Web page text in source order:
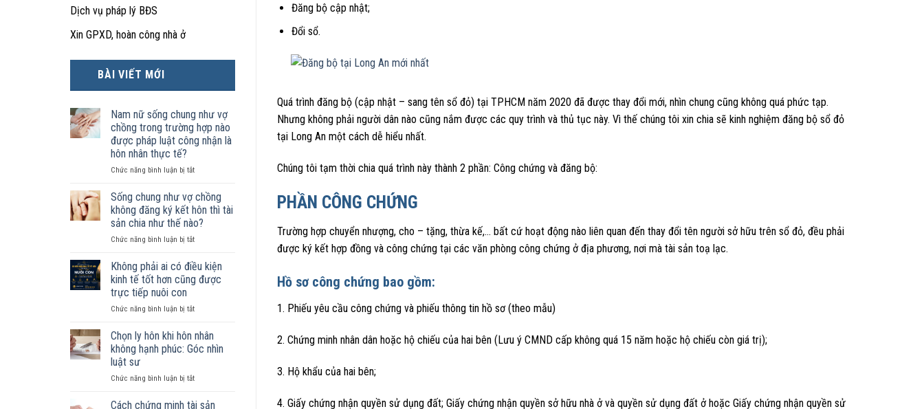
Dịch vụ pháp lý BĐS
Xin GPXD, hoàn công nhà ở
BÀI VIẾT MỚI
Nam nữ sống chung như vợ
chồng trong trường hợp nào
được pháp luật công nhận là
hôn nhân thực tế?
Chức năng bình luận bị tắtở
nữ
sống
chung
như
vợ
trong
trường
hợp
được
luật
công
hôn
thực
Sống chung như vợ chồng
không đăng ký kết hôn thì tài
sản chia như thế nào?
Chức năng bình luận bị tắtở
chung
như
vợ
không
ký
kết
hôn
tài
chia
Không phải ai có điều kiện
kinh tế tốt hơn cũng được
trực tiếp nuôi con
Chức năng bình luận bị tắtở
phải
ai
có
kiện
tế
Chọn ly hôn khi hôn nhân
không hạnh phúc: Góc nhìn
luật sư
Chức năng bình luận bị tắtở
ly
Cách chứng minh tài sản
Đăng bộ cập nhật;
Đổi sổ.
Quá trình đăng bộ (cập nhật – sang tên sổ đỏ) tại TPHCM năm 2020 đã được thay đổi mới, nhìn chung cũng không quá phức tạp.
Nhưng không phải người dân nào cũng nắm được các quy trình và thủ tục này. Vì thế chúng tôi xin chia sẽ kinh nghiệm đăng bộ sổ đỏ
tại Long An một cách dễ hiểu nhất.
Chúng tôi tạm thời chia quá trình này thành 2 phần: Công chứng và đăng bộ:
PHẦN CÔNG CHỨNG
Trường hợp chuyển nhượng, cho – tặng, thừa kế,… bất cứ hoạt động nào liên quan đến thay đổi tên người sở hữu trên sổ đỏ, đều phải
được ký kết hợp đồng và công chứng tại các văn phòng công chứng ở địa phương, nơi mà tài sản toạ lạc.
Hồ sơ công chứng bao gồm:
1. Phiếu yêu cầu công chứng và phiếu thông tin hồ sơ (theo mẫu)
2. Chứng minh nhân dân hoặc hộ chiếu của hai bên (Lưu ý CMND cấp không quá 15 năm hoặc hộ chiếu còn giá trị);
3. Hộ khẩu của hai bên;
4. Giấy chứng nhận quyền sử dụng đất; Giấy chứng nhận quyền sở hữu nhà ở và quyền sử dụng đất ở hoặc Giấy chứng nhận quyền sử